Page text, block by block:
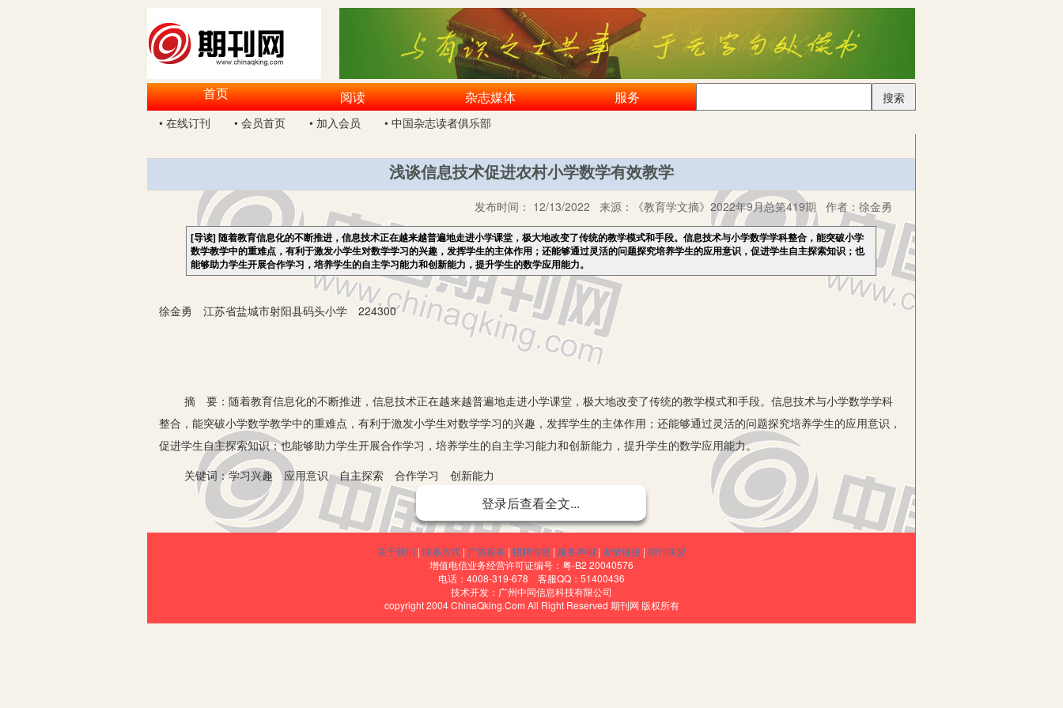
首页 阅读 杂志媒体 服务
搜索
• 在线订刊
• 会员首页 • 加入会员 • 中国杂志读者俱乐部
浅谈信息技术促进农村小学数学有效教学
发布时间： 12/13/2022 来源： 《教育学文摘》2022年9月总第419期作者： 徐金勇
[导读]随着教育信息化的不断推进，信息技术正在越来越普遍地走进小学课堂，极大地改变了传统的教学模式和手段。信息技术与小学数学学科整合，能突破小学
数学教学中的重难点，有利于激发小学生对数学学习的兴趣，发挥学生的主体作用；还能够通过灵活的问题探究培养学生的应用意识，促进学生自主探索知识；也
能够助力学生开展合作学习，培养学生的自主学习能力和创新能力，提升学生的数学应用能力。
徐金勇 江苏省盐城市射阳县码头小学 224300
摘 要：随着教育信息化的不断推进，信息技术正在越来越普遍地走进小学课堂，极大地改变了传统的教学模式和手段。信息技术与小学数学学科
整合，能突破小学数学教学中的重难点，有利于激发小学生对数学学习的兴趣，发挥学生的主体作用；还能够通过灵活的问题探究培养学生的应用意识，
促进学生自主探索知识；也能够助力学生开展合作学习，培养学生的自主学习能力和创新能力，提升学生的数学应用能力。
关键词：学习兴趣 应用意识 自主探索 合作学习 创新能力
小学数学学科具有逻辑性、抽象性强的特点，在小学数学教学中融入信息技术，能够丰富教学内容，优化教学方法，但在应用过程中也出现了一些
问题。下面就以教师从教多年的数学学科为例，浅谈信息技术与小学数学教学的整合策略，希望能给广大数学教师提供借鉴。
一、信息技术与数学教学整合，能激发学生的学习兴趣
信息技术多样化、直观性、丰富性的特点能迅速吸引小学生的无意注意，使他们将兴趣点集中在多媒体带来的声音、动画上面，从而有效激发学生
的好奇心和求知欲，激发他们学习数学的兴趣。具体来说，小学数学教师可以根据数学课程的特点，从小学生的注意规律出发，利用信息技术巧妙地设计
登录后查看全文...
关于我们 | 联系方式 | 广告服务 | 招聘信息 | 服务声明 | 友情链接 | 期刊联盟
增值电信业务经营许可证编号：粤-B2 20040576
电话：4008-319-678 客服QQ：51400436
技术开发：广州中同信息科技有限公司
copyright 2004 ChinaQking.Com All Right Reserved 期刊网 版权所有